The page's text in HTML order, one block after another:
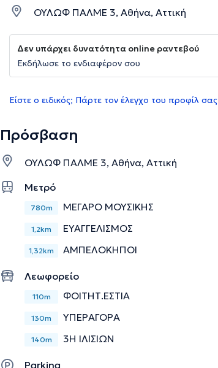
ΟΥΛΩΦ ΠΑΛΜΕ 3, Αθήνα, Αττική
Δεν υπάρχει δυνατότητα online ραντεβού
Εκδήλωσε το ενδιαφέρον σου
Είστε ο ειδικός; Πάρτε τον έλεγχο του προφίλ σας
Πρόσβαση
ΟΥΛΩΦ ΠΑΛΜΕ 3, Αθήνα, Αττική
Μετρό
780m ΜΕΓΑΡΟ ΜΟΥΣΙΚΗΣ
1,2km ΕΥΑΓΓΕΛΙΣΜΟΣ
1,32km ΑΜΠΕΛΟΚΗΠΟΙ
Λεωφορείο
110m ΦΟΙΤΗΤ.ΕΣΤΙΑ
130m ΥΠΕΡΑΓΟΡΑ
140m 3Η ΙΛΙΣΙΩΝ
Parking